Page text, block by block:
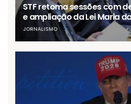
STF retoma sessões com
e ampliação da Lei Maria
JORNALISMO